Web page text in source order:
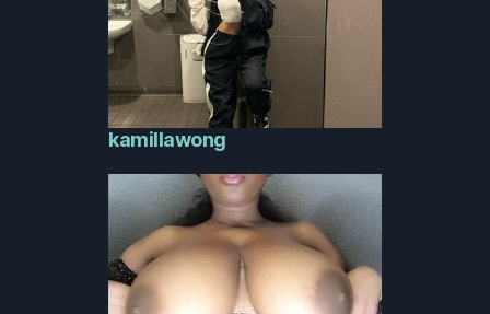
kamillawong